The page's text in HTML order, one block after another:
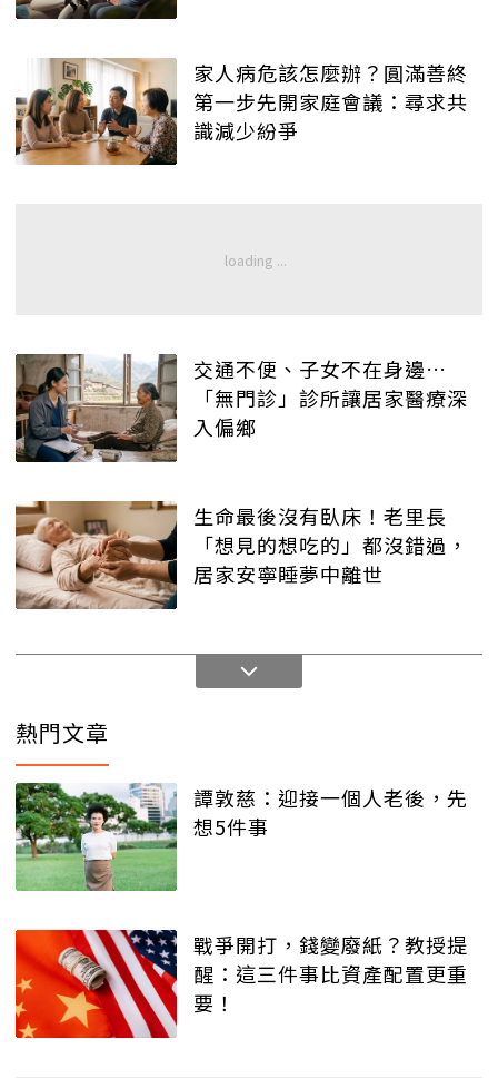
家人病危該怎麼辦？圓滿善終
第一步先開家庭會議：尋求共
識減少紛爭
交通不便、子女不在身邊…
「無門診」診所讓居家醫療深
入偏鄉
生命最後沒有臥床！老里長
「想見的想吃的」都沒錯過，
居家安寧睡夢中離世
熱門文章
譚敦慈：迎接一個人老後，先
想5件事
戰爭開打，錢變廢紙？教授提
醒：這三件事比資產配置更重
要！